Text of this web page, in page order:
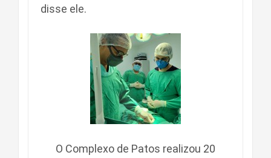
disse ele.
O Complexo de Patos realizou 20